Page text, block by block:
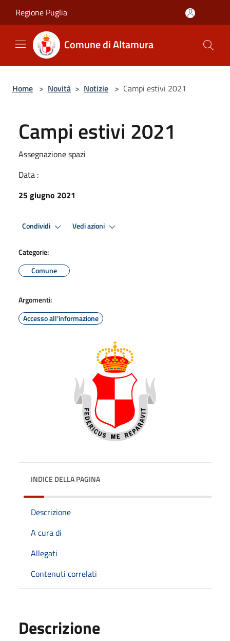
Regione Puglia
Comune di Altamura
Home > Novità > Notizie > Campi estivi 2021
Campi estivi 2021
Assegnazione spazi
Data :
25 giugno 2021
Condividi Vedi azioni
Categorie:
Comune
Argomenti:
Accesso all'informazione
INDICE DELLA PAGINA
Descrizione
A cura di
Allegati
Contenuti correlati
Descrizione